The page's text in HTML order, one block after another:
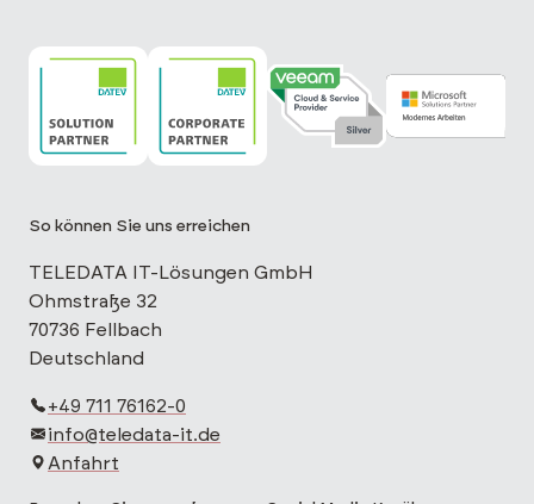
So können Sie uns erreichen
TELEDATA IT-Lösungen GmbH
Ohmstraße 32
70736 Fellbach
Deutschland
+49 711 76162-0
info@teledata-it.de
Anfahrt